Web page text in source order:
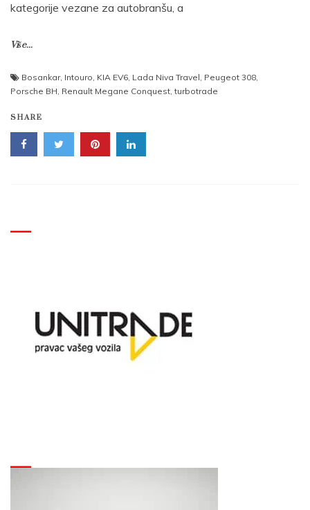
kategorije vezane za autobranšu, a
Više...
Bosankar, Intouro, KIA EV6, Lada Niva Travel, Peugeot 308,
Porsche BH, Renault Megane Conquest,turbotrade
SHARE